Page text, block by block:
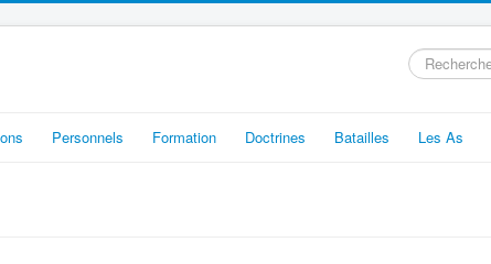
Rechercher
Personnels Formation Doctrines Batailles Les As